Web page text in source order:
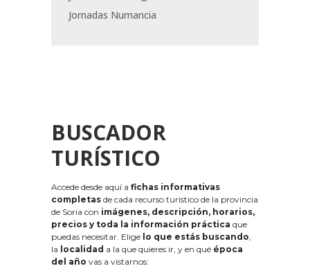
Jornadas Numancia
BUSCADOR
TURÍSTICO
Accede desde aquí a fichas informativas
completas de cada recurso turístico de la provincia
de Soria con imágenes, descripción, horarios,
precios y toda la información práctica que
puedas necesitar. Elige lo que estás buscando,
la localidad a la que quieres ir, y en qué época
del año vas a vistarnos: